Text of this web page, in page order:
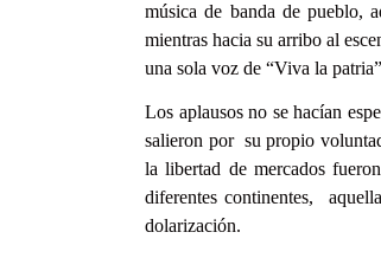
música de banda de pueblo,
mientras hacia su arribo al
una sola voz de “Viva la
Los aplausos no se hacían
salieron por su propio
la libertad de mercados
diferentes continentes,
dolarización.